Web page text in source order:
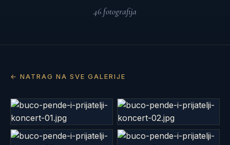
46 fotografija
← NATRAG NA SVE GALERIJE